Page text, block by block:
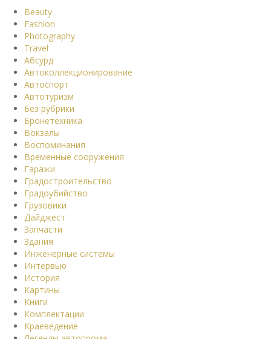
Beauty
Fashion
Photography
Travel
Абсурд
Автоколлекционирование
Автоспорт
Автотуризм
Без рубрики
Бронетехника
Вокзалы
Воспоминания
Временные сооружения
Гаражи
Градостроительство
Градоубийство
Грузовики
Дайджест
Запчасти
Здания
Инженерные системы
Интервью
История
Картины
Книги
Комплектации
Краеведение